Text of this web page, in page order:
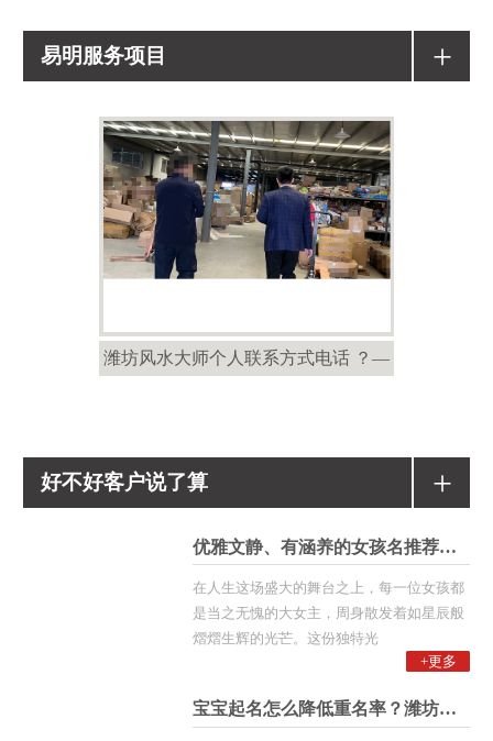
易明服务项目 +
潍坊风水大师个人联系方式电话 ？—
好不好客户说了算 +
优雅文静、有涵养的女孩名推荐！潍
在人生这场盛大的舞台之上，每一位女孩都
是当之无愧的大女主，周身散发着如星辰般
熠熠生辉的光芒。这份独特光
+更多
宝宝起名怎么降低重名率？潍坊起名